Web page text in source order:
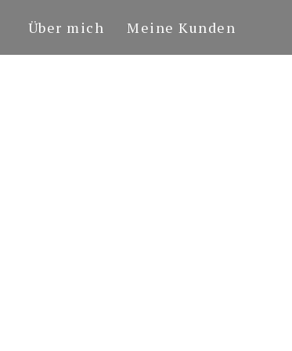
Über mich Meine Kunden